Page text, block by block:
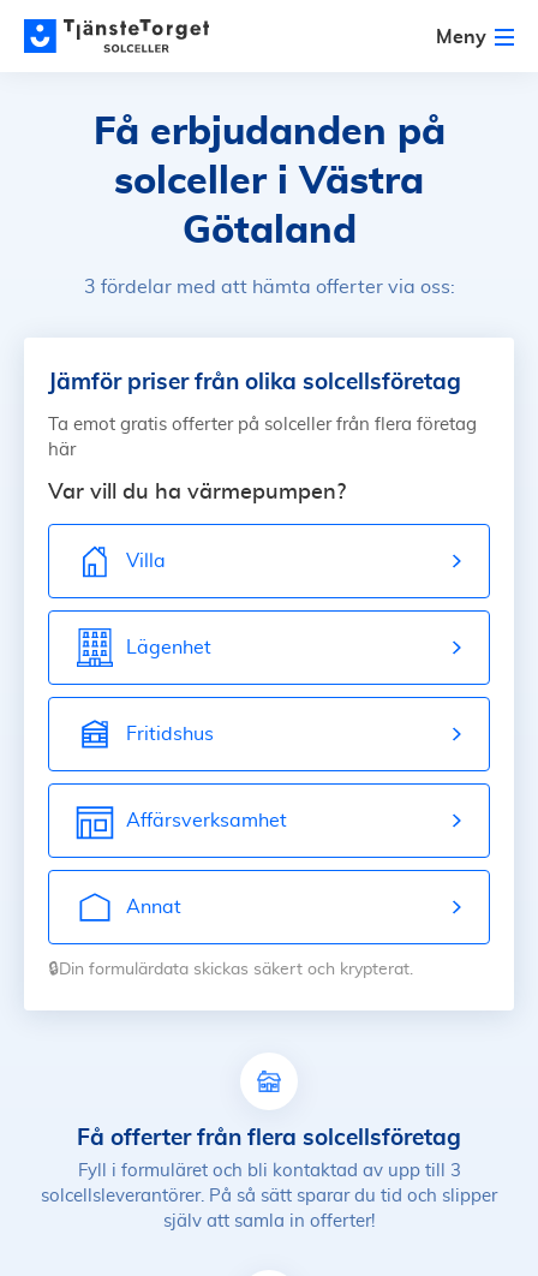
Meny
Få erbjudanden på
solceller i Västra
Götaland
3 fördelar med att hämta offerter via oss:
Jämför priser från olika solcellsföretag
Ta emot gratis offerter på solceller från flera företag
här
Var vill du ha värmepumpen?
Villa
Lägenhet
Fritidshus
Affärsverksamhet
Annat
🔒Din formulärdata skickas säkert och krypterat.
Få offerter från flera solcellsföretag
Fyll i formuläret och bli kontaktad av upp till 3
solcellsleverantörer. På så sätt sparar du tid och slipper
själv att samla in offerter!